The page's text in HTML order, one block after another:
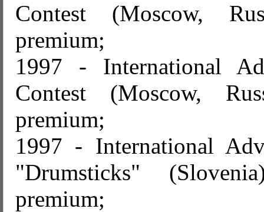
Contest (Moscow,
premium;
1997 - International
Contest (Moscow,
premium;
1997 - International
"Drumsticks"
premium;